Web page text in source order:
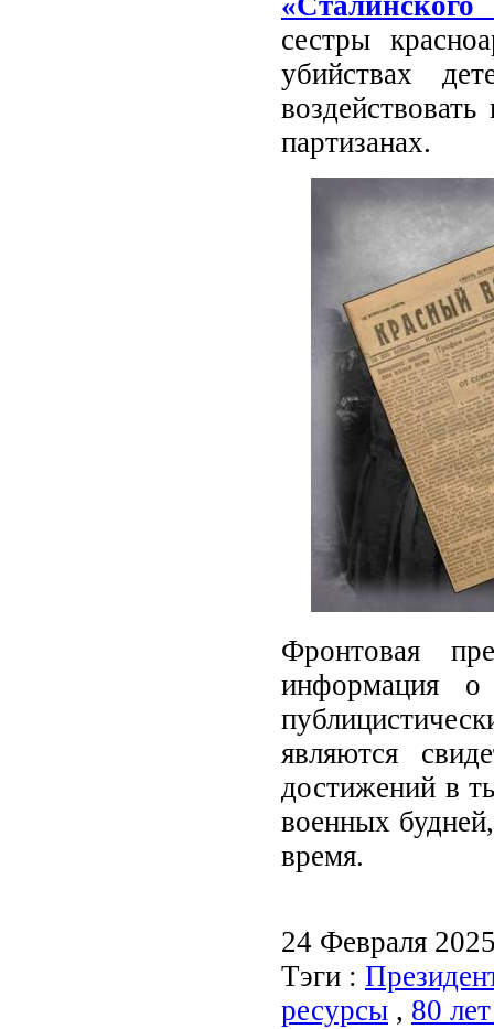
сестры
убийствах
партизанах.
Фронтовая
информация
являются
достижений в
военных
время.
24 Февраля
Тэги :
ресурсы , 80